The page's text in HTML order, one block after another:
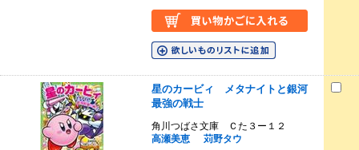
星のカービィ メタナイトと銀河
最強の戦士
角川つばさ文庫 Ｃた３ー１２
高瀬美恵
苅野タウ